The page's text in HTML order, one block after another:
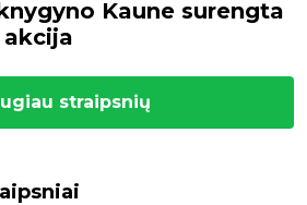
Kaune surengta
straipsnių